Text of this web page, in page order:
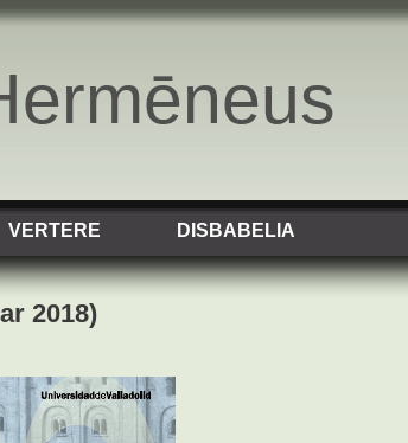
VERTERE DISBABELIA
2018)